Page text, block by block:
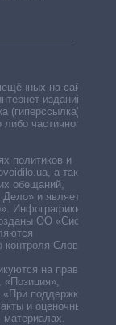
на сайте,
изданий —
(гиперссылка)
частичного
политиков и
а также
обещаний,
и является
Инфографики,
ОО «Система
Слово и
на правах
поддержке».
и оценочные